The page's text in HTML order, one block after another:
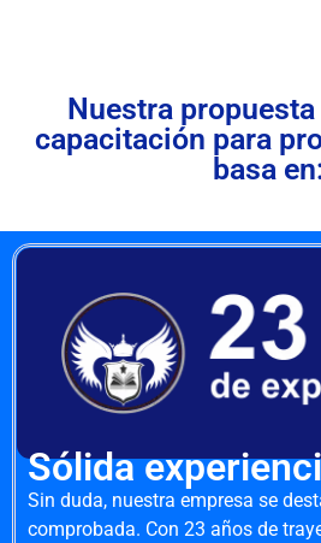
Nuestra
capacitación para
basa
Sólida
Sin duda, nuestra empresa se
comprobada. Con 23 años de